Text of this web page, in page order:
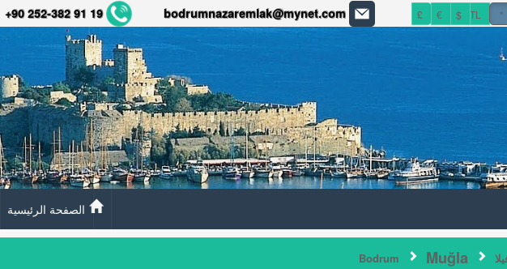
bodrumnazaremlak@mynet.com
+90 252-382 91 19 *
TL
$
€
£
الصفحة الرئيسية
Muğla
Bodrum